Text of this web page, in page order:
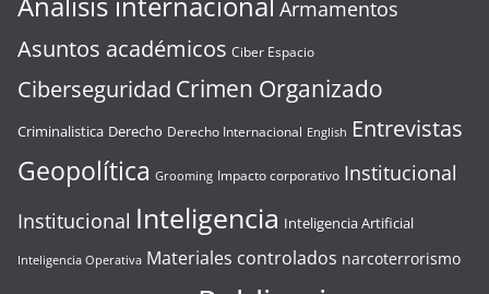
Armamentos
Asuntos académicos Ciber Espacio
Ciberseguridad Crimen Organizado
Criminalistica Derecho Derecho Internacional English Entrevistas
Geopolítica Grooming Impacto corporativo Institucional
Institucional Inteligencia Inteligencia Artificial
Inteligencia Operativa Materiales controlados narcoterrorismo